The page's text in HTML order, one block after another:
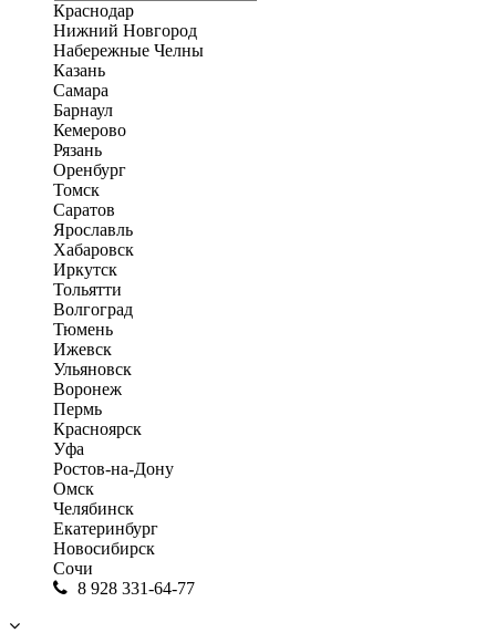
Краснодар
Нижний Новгород
Набережные Челны
Казань
Самара
Барнаул
Кемерово
Рязань
Оренбург
Томск
Саратов
Ярославль
Хабаровск
Иркутск
Тольятти
Волгоград
Тюмень
Ижевск
Ульяновск
Воронеж
Пермь
Красноярск
Уфа
Ростов-на-Дону
Омск
Челябинск
Екатеринбург
Новосибирск
Сочи
8 928 331-64-77